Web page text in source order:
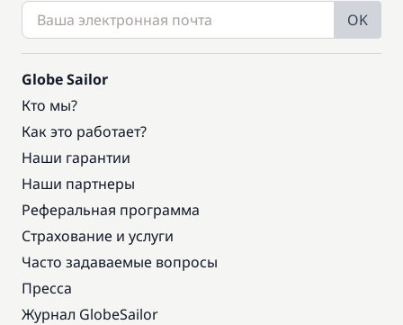
OK
Globe Sailor
Кто мы?
Как это работает?
Наши гарантии
Наши партнеры
Реферальная программа
Страхование и услуги
Часто задаваемые вопросы
Пресса
Журнал GlobeSailor